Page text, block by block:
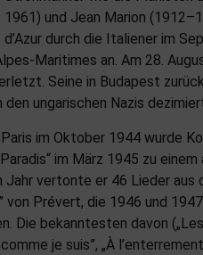
1961) und Jean Marion
d’Azur durch die Italiener im
Maritimes an. Am 28.
Seine in Budapest
ungarischen Nazis
im Oktober 1944 wurde
im März 1945 zu einem
Jahr vertonte er 46 Lieder aus
von Prévert, die 1946 und
Die bekanntesten davon
je suis”, „À